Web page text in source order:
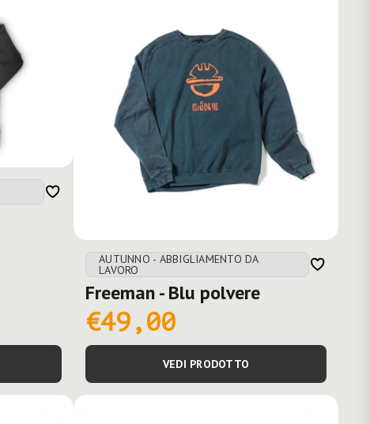
AUTUNNO - ABBIGLIAMENTO DA
LAVORO
Freeman - Blu polvere
€49,00
VEDI PRODOTTO